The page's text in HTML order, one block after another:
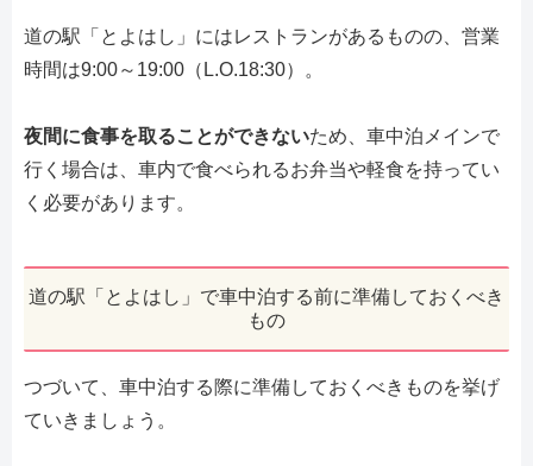
道の駅「とよはし」にはレストランがあるものの、営業
時間は9:00～19:00（L.O.18:30）。
夜間に食事を取ることができないため、車中泊メインで
行く場合は、車内で食べられるお弁当や軽食を持ってい
く必要があります。
道の駅「とよはし」で車中泊する前に準備しておくべき
もの
つづいて、車中泊する際に準備しておくべきものを挙げ
ていきましょう。